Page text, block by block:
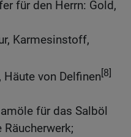
für den Herrn: Gold,
Karmesinstoff,
von Delfinen[8]
für das Salböl